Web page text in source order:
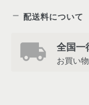
配送料について
全国一
お買い